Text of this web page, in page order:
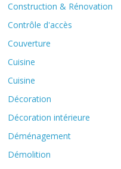
Construction & Rénovation
Contrôle d'accès
Couverture
Cuisine
Cuisine
Décoration
Décoration intérieure
Déménagement
Démolition